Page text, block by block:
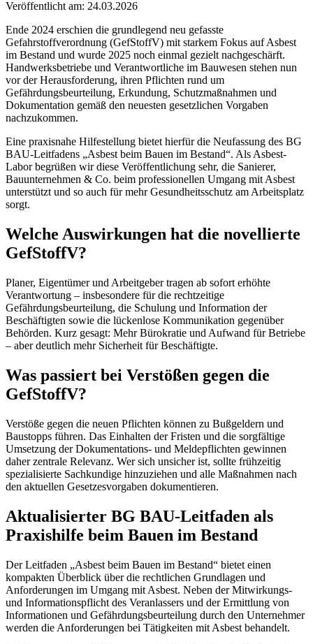
Veröffentlicht am: 24.03.2026
Ende 2024 erschien die grundlegend neu gefasste
Gefahrstoffverordnung (GefStoffV) mit starkem Fokus auf Asbest
im Bestand und wurde 2025 noch einmal gezielt nachgeschärft.
Handwerksbetriebe und Verantwortliche im Bauwesen stehen nun
vor der Herausforderung, ihren Pflichten rund um
Gefährdungsbeurteilung, Erkundung, Schutzmaßnahmen und
Dokumentation gemäß den neuesten gesetzlichen Vorgaben
nachzukommen.
Eine praxisnahe Hilfestellung bietet hierfür die Neufassung des BG
BAU-Leitfadens „Asbest beim Bauen im Bestand“. Als Asbest-
Labor begrüßen wir diese Veröffentlichung sehr, die Sanierer,
Bauunternehmen & Co. beim professionellen Umgang mit Asbest
unterstützt und so auch für mehr Gesundheitsschutz am Arbeitsplatz
sorgt.
Welche Auswirkungen hat die novellierte
GefStoffV?
Planer, Eigentümer und Arbeitgeber tragen ab sofort erhöhte
Verantwortung – insbesondere für die rechtzeitige
Gefährdungsbeurteilung, die Schulung und Information der
Beschäftigten sowie die lückenlose Kommunikation gegenüber
Behörden. Kurz gesagt: Mehr Bürokratie und Aufwand für Betriebe
– aber deutlich mehr Sicherheit für Beschäftigte.
Was passiert bei Verstößen gegen die
GefStoffV?
Verstöße gegen die neuen Pflichten können zu Bußgeldern und
Baustopps führen. Das Einhalten der Fristen und die sorgfältige
Umsetzung der Dokumentations- und Meldepflichten gewinnen
daher zentrale Relevanz. Wer sich unsicher ist, sollte frühzeitig
spezialisierte Sachkundige hinzuziehen und alle Maßnahmen nach
den aktuellen Gesetzesvorgaben dokumentieren.
Aktualisierter BG BAU-Leitfaden als
Praxishilfe beim Bauen im Bestand
Der Leitfaden „Asbest beim Bauen im Bestand“ bietet einen
kompakten Überblick über die rechtlichen Grundlagen und
Anforderungen im Umgang mit Asbest. Neben der Mitwirkungs-
und Informationspflicht des Veranlassers und der Ermittlung von
Informationen und Gefährdungsbeurteilung durch den Unternehmer
werden die Anforderungen bei Tätigkeiten mit Asbest behandelt.